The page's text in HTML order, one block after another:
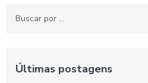
Últimas postagens